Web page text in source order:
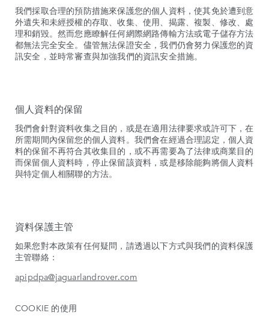
我們採取合理的預防措施來保護您的個人資料，使其免於遭到意
外遺失和未經授權的存取、收集、使用、揭露、複製、修改、處
理和銷毀。然而您應瞭解任何網際網路傳輸方法或電子儲存方法
都無法完全安全。儘管無法保證安全，我們仍會努力保護您的資
訊安全，並時常審查與加強我們的資訊安全措施。
個人資料的保留
我們會針對資料收集之目的，或是在適用法律要求或許可下，在
所需期間內保留您的個人資料。我們會在經過合理認定，個人資
料的保留不再符合其收集目的，或不再需要為了法律或商業目的
而保留個人資料時，停止保留該資料，或是移除能夠將個人資料
與特定個人相關聯的方法。
資料保護主管
如果您對本政策有任何疑問，請透過以下方式與我們的資料保護
主管聯絡：
apipdpa@jaguarlandrover.com
COOKIE 的使用